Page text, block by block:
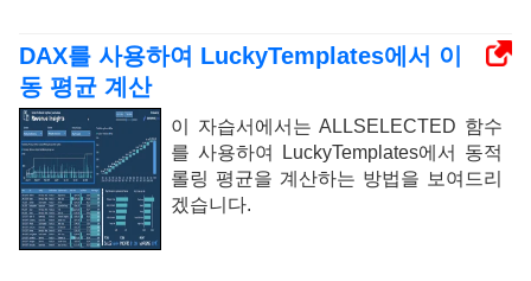
DAX를 사용하여 LuckyTemplates에서 이
동 평균 계산
이 자습서에서는 ALLSELECTED 함수
를 사용하여 LuckyTemplates에서 동적
롤링 평균을 계산하는 방법을 보여드리
겠습니다.